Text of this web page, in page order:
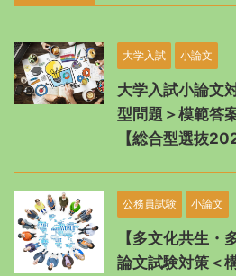
大学入試 小論文
大学入試小論文
型問題＞模範答
【総合型選抜
公務員試験 小論文
【多文化共生・
論文試験対策＜